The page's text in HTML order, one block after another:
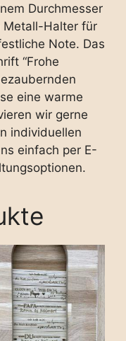
Durchmesser
Metall-Halter für
Note. Das
“Frohe
eine warme
wir gerne
individuellen
einfach per E-